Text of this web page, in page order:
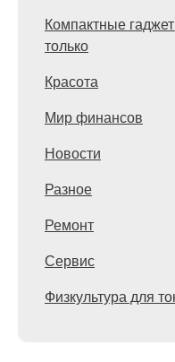
Компактные
только
Красота
Мир финансов
Новости
Разное
Ремонт
Сервис
Физкультура для